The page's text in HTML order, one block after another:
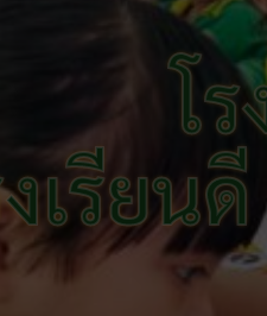
โ
เรียน